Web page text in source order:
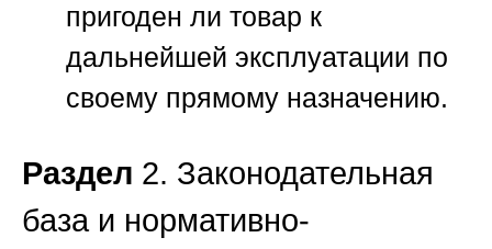
пригоден ли товар к
дальнейшей эксплуатации по
своему прямому назначению.
Раздел 2. Законодательная
база и нормативно-